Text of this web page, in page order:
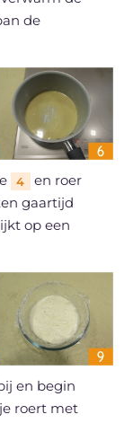
de
4
en roer
gaartijd
op een
en begin
roert met